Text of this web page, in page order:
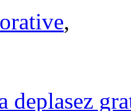
,
deplasez